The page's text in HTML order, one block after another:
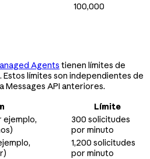
100,000
Agents tienen límites de
límites son independientes de
Messages API anteriores.
Límite
ejemplo,
300 solicitudes
por minuto
1,200 solicitudes
por minuto